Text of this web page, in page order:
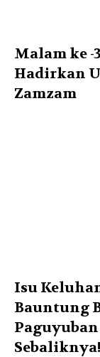
Malam ke -
Hadirkan
Zamzam
Isu
Bauntung
Sebaliknya!